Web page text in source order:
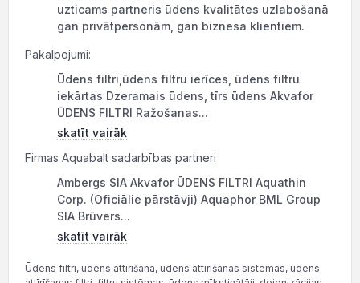
uzticams partneris ūdens kvalitātes uzlabošanā
gan privātpersonām, gan biznesa klientiem.
Pakalpojumi:
Ūdens filtri,ūdens filtru ierīces, ūdens filtru
iekārtas Dzeramais ūdens, tīrs ūdens Akvafor
ŪDENS FILTRI Ražošanas...
skatīt vairāk
Firmas Aquabalt sadarbības partneri
Ambergs SIA Akvafor ŪDENS FILTRI Aquathin
Corp. (Oficiālie pārstāvji) Aquaphor BML Group
SIA Brūvers...
skatīt vairāk
Ūdens filtri, ūdens attīrīšana, ūdens attīrīšanas sistēmas, ūdens